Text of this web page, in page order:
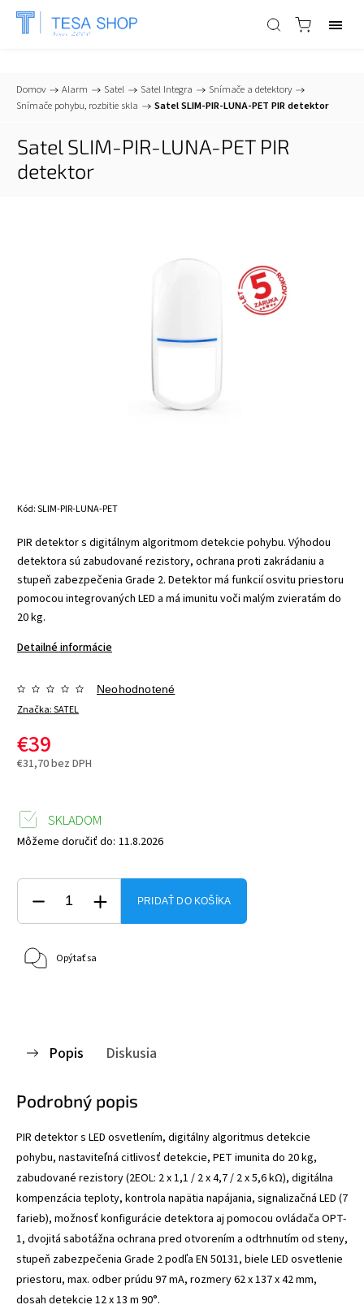
📞+421 903 553 805 info@tesa-systems.sk
Domov / Alarm / Satel / Satel Integra / Snímače a detektory /
Snímače pohybu, rozbitie skla / Satel SLIM-PIR-LUNA-PET PIR detektor
Satel SLIM-PIR-LUNA-PET PIR
detektor
Kód:SLIM-PIR-LUNA-PET
PIR detektor s digitálnym algoritmom detekcie pohybu. Výhodou
detektora sú zabudované rezistory, ochrana proti zakrádaniu a
stupeň zabezpečenia Grade 2. Detektor má funkcií osvitu priestoru
pomocou integrovaných LED a má imunitu voči malým zvieratám do
20 kg.
Detailné informácie
Značka:SATEL
Neohodnotené
€39
€31,70 bez DPH
SKLADOM
Môžeme doručiť do: 11.8.2026
PRIDAŤ DO KOŠÍKA
Opýtať sa
Popis Diskusia
Podrobný popis
PIR detektor s LED osvetlením, digitálny algoritmus detekcie
pohybu, nastaviteľná citlivosť detekcie, PET imunita do 20 kg,
zabudované rezistory (2EOL: 2 x 1,1 / 2 x 4,7 / 2 x 5,6 kΩ), digitálna
kompenzácia teploty, kontrola napätia napájania, signalizačná LED (7
farieb), možnosť konfigurácie detektora aj pomocou ovládača OPT-
1, dvojitá sabotážna ochrana pred otvorením a odtrhnutím od steny,
stupeň zabezpečenia Grade 2 podľa EN 50131, biele LED osvetlenie
priestoru, max. odber prúdu 97 mA, rozmery 62 x 137 x 42 mm,
dosah detekcie 12 x 13 m 90°.